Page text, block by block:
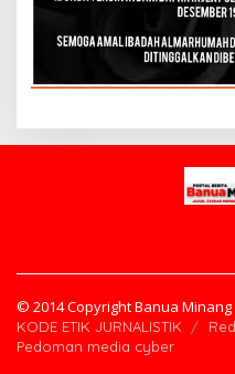
© 2014 Copyright Banua Minang
KODE ETIK JURNALISTIK
Pedoman media cyber